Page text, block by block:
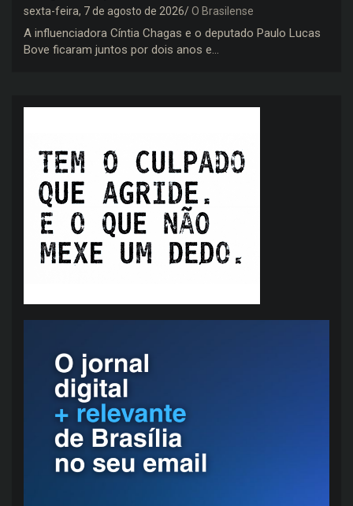
sexta-feira, 7 de agosto de 2026 O Brasilense
A influenciadora Cíntia Chagas e o deputado Paulo Lucas
Bove ficaram juntos por dois anos e…